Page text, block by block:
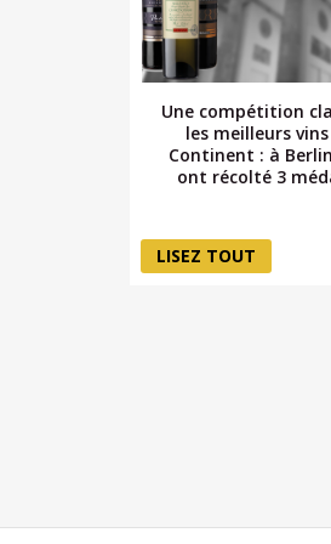
Une compétition
les meilleurs
Continent : à
ont récolté 3
LISEZ TOUT